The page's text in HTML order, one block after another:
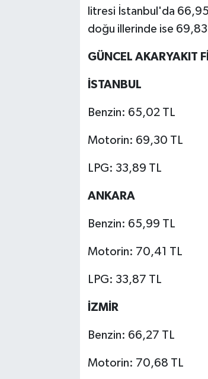
litresi İstanbul'da
doğu illerinde ise
GÜNCEL AKARYAKIT
İSTANBUL
Benzin: 65,02 TL
Motorin: 69,30 TL
LPG: 33,89 TL
ANKARA
Benzin: 65,99 TL
Motorin: 70,41 TL
LPG: 33,87 TL
İZMİR
Benzin: 66,27 TL
Motorin: 70,68 TL